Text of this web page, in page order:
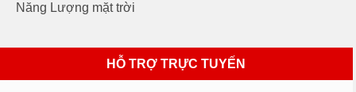
Năng Lượng mặt trời
HỖ TRỢ TRỰC TUYẾN